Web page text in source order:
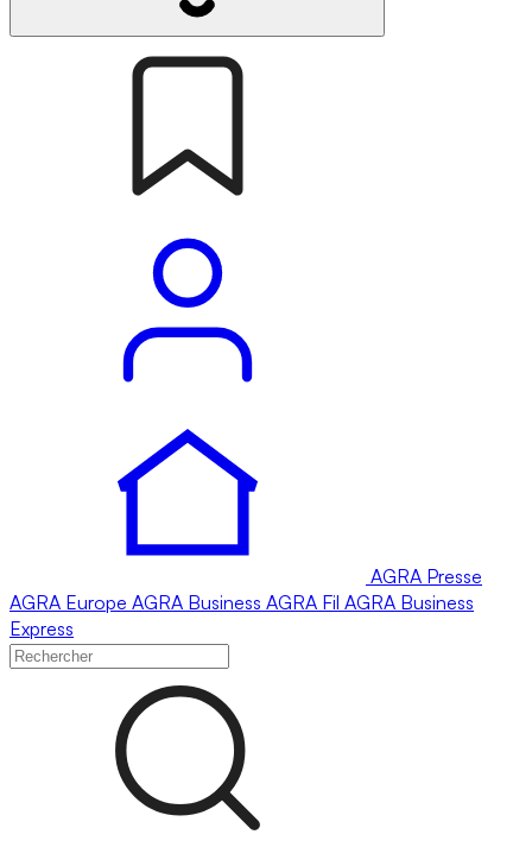
AGRA Presse
AGRA Europe AGRA Business AGRA Fil AGRA Business
Express